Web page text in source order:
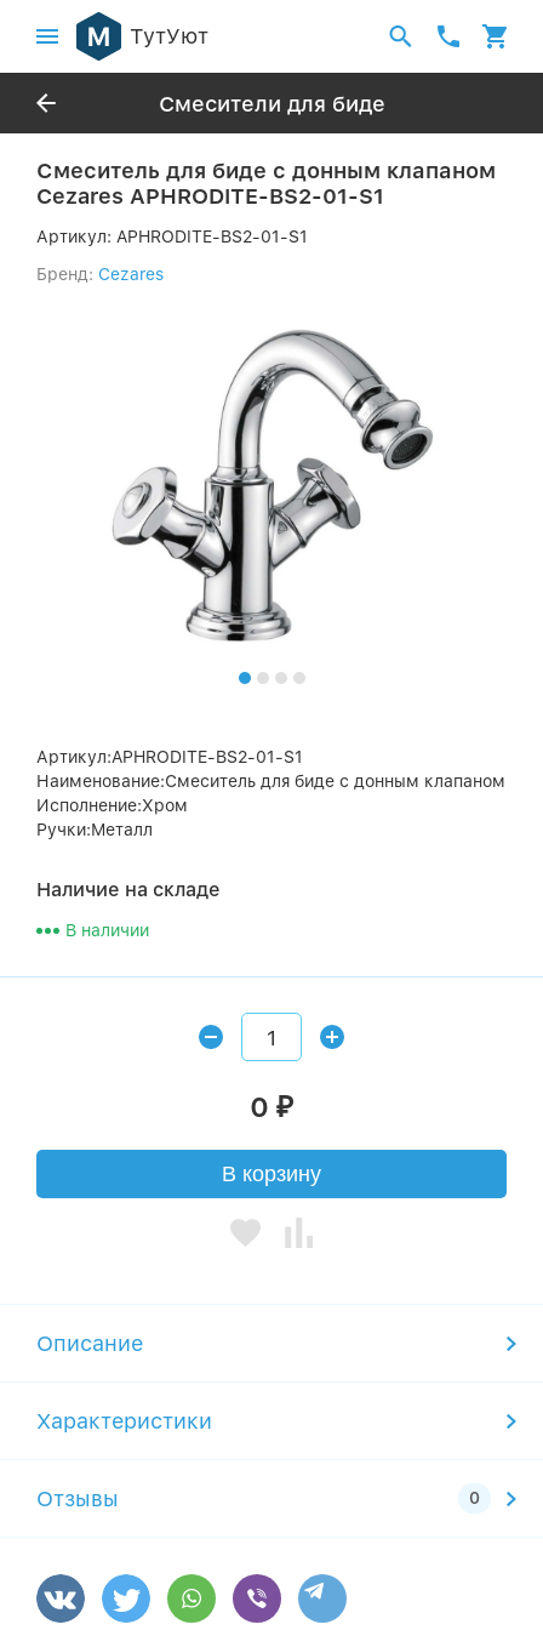
ТутУют
Смесители для биде
Смеситель для биде с донным клапаном
Cezares APHRODITE-BS2-01-S1
Артикул: APHRODITE-BS2-01-S1
Бренд: Cezares
Артикул:APHRODITE-BS2-01-S1
Наименование:Смеситель для биде с донным клапаном
Исполнение:Хром
Ручки:Металл
Наличие на складе
В наличии
0 ₽
В корзину
Описание
Характеристики
Отзывы